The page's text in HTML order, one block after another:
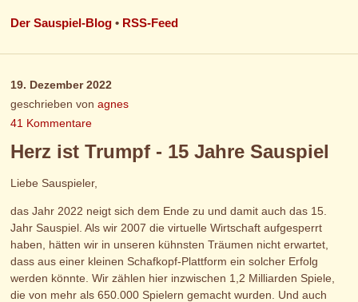
Der Sauspiel-Blog • RSS-Feed
19. Dezember 2022
geschrieben vonagnes
41 Kommentare
Herz ist Trumpf - 15 Jahre Sauspiel
Liebe Sauspieler,
das Jahr 2022 neigt sich dem Ende zu und damit auch das 15.
Jahr Sauspiel. Als wir 2007 die virtuelle Wirtschaft aufgesperrt
haben, hätten wir in unseren kühnsten Träumen nicht erwartet,
dass aus einer kleinen Schafkopf-Plattform ein solcher Erfolg
werden könnte. Wir zählen hier inzwischen 1,2 Milliarden Spiele,
die von mehr als 650.000 Spielern gemacht wurden. Und auch